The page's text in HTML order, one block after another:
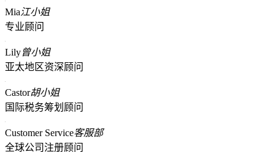
Mia江小姐
专业顾问
Lily曾小姐
亚太地区资深顾问
Castor胡小姐
国际税务筹划顾问
Customer Service客服部
全球公司注册顾问